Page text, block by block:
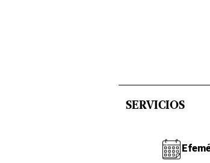
SERVICIOS